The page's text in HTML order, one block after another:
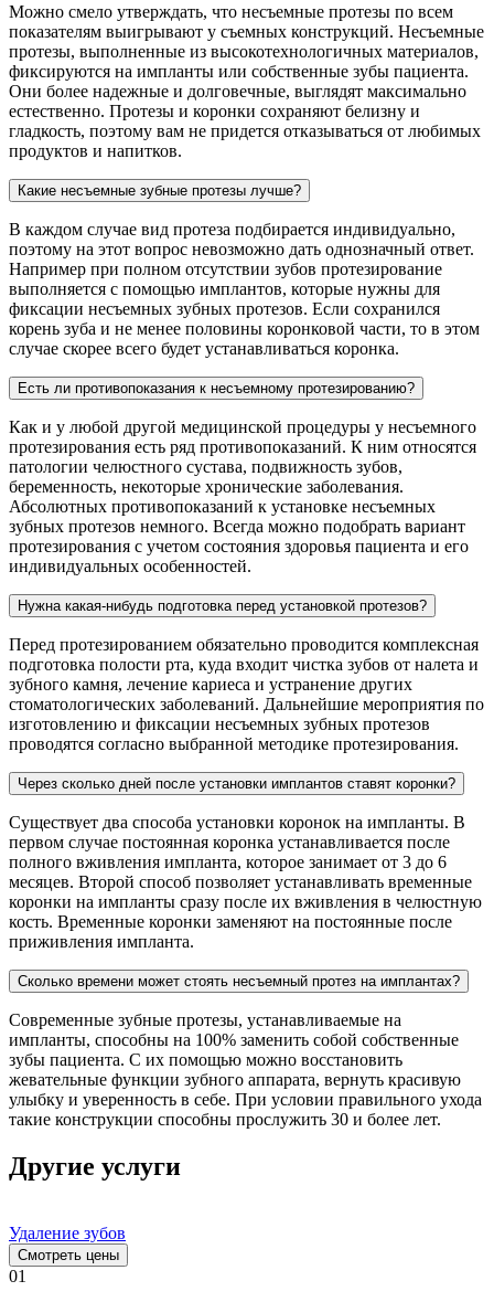
Можно смело утверждать, что несъемные протезы по всем
показателям выигрывают у съемных конструкций. Несъемные
протезы, выполненные из высокотехнологичных материалов,
фиксируются на импланты или собственные зубы пациента.
Они более надежные и долговечные, выглядят максимально
естественно. Протезы и коронки сохраняют белизну и
гладкость, поэтому вам не придется отказываться от любимых
продуктов и напитков.
Какие несъемные зубные протезы лучше?
В каждом случае вид протеза подбирается индивидуально,
поэтому на этот вопрос невозможно дать однозначный ответ.
Например при полном отсутствии зубов протезирование
выполняется с помощью имплантов, которые нужны для
фиксации несъемных зубных протезов. Если сохранился
корень зуба и не менее половины коронковой части, то в этом
случае скорее всего будет устанавливаться коронка.
Есть ли противопоказания к несъемному протезированию?
Как и у любой другой медицинской процедуры у несъемного
протезирования есть ряд противопоказаний. К ним относятся
патологии челюстного сустава, подвижность зубов,
беременность, некоторые хронические заболевания.
Абсолютных противопоказаний к установке несъемных
зубных протезов немного. Всегда можно подобрать вариант
протезирования с учетом состояния здоровья пациента и его
индивидуальных особенностей.
Нужна какая-нибудь подготовка перед установкой протезов?
Перед протезированием обязательно проводится комплексная
подготовка полости рта, куда входит чистка зубов от налета и
зубного камня, лечение кариеса и устранение других
стоматологических заболеваний. Дальнейшие мероприятия по
изготовлению и фиксации несъемных зубных протезов
проводятся согласно выбранной методике протезирования.
Через сколько дней после установки имплантов ставят коронки?
Существует два способа установки коронок на импланты. В
первом случае постоянная коронка устанавливается после
полного вживления импланта, которое занимает от 3 до 6
месяцев. Второй способ позволяет устанавливать временные
коронки на импланты сразу после их вживления в челюстную
кость. Временные коронки заменяют на постоянные после
приживления импланта.
Сколько времени может стоять несъемный протез на имплантах?
Современные зубные протезы, устанавливаемые на
импланты, способны на 100% заменить собой собственные
зубы пациента. С их помощью можно восстановить
жевательные функции зубного аппарата, вернуть красивую
улыбку и уверенность в себе. При условии правильного ухода
такие конструкции способны прослужить 30 и более лет.
Другие услуги
Удаление зубов
Смотреть цены
01